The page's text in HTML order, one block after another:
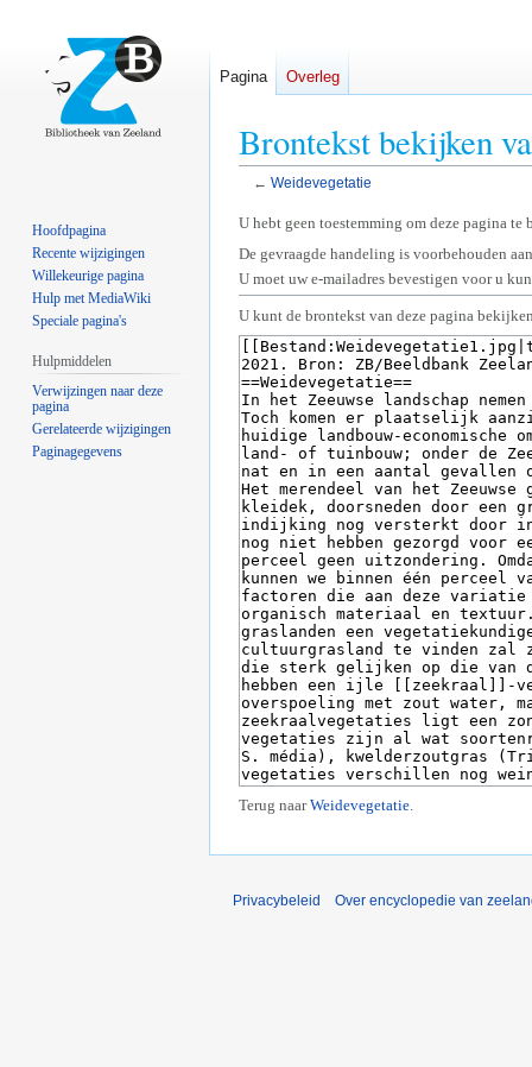
Brontekst bekijken
← Weidevegetatie
Naar
navigatie
springen
Naar
zoeken
springen
U hebt geen toestemming om deze pagina te
De gevraagde handeling is voorbehouden
U moet uw e-mailadres bevestigen voor u
U kunt de brontekst van deze pagina
Terug naarWeidevegetatie.
Pagina Overleg
Hoofdpagina
Recente wijzigingen
Willekeurige pagina
Hulp met MediaWiki
Speciale pagina's
Hulpmiddelen
Verwijzingen naar deze
pagina
Gerelateerde wijzigingen
Paginagegevens
Privacybeleid Over encyclopedie van